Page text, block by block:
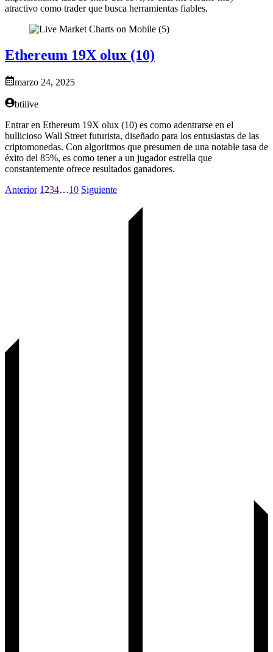
atractivo como trader que busca herramientas fiables.
Ethereum 19X olux (10)
marzo 24, 2025
btilive
Entrar en Ethereum 19X olux (10) es como adentrarse en el
bullicioso Wall Street futurista, diseñado para los entusiastas de las
criptomonedas. Con algoritmos que presumen de una notable tasa de
éxito del 85%, es como tener a un jugador estrella que
constantemente ofrece resultados ganadores.
Anterior 1 234…10 Siguiente